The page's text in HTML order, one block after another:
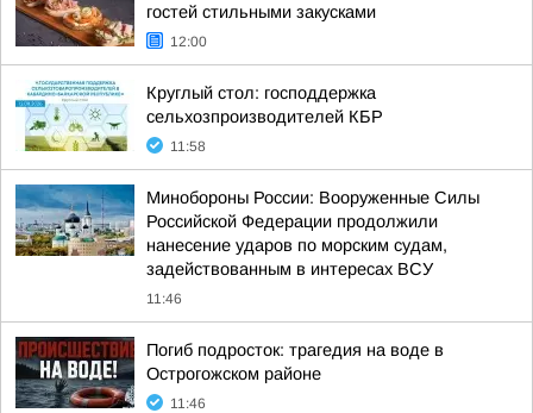
гостей стильными закусками
12:00
Круглый стол: господдержка
сельхозпроизводителей КБР
11:58
Минобороны России: Вооруженные Силы
Российской Федерации продолжили
нанесение ударов по морским судам,
задействованным в интересах ВСУ
11:46
Погиб подросток: трагедия на воде в
Острогожском районе
11:46